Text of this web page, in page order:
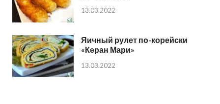
13.03.2022
Яичный рулет по-корейски
«Керан Мари»
13.03.2022